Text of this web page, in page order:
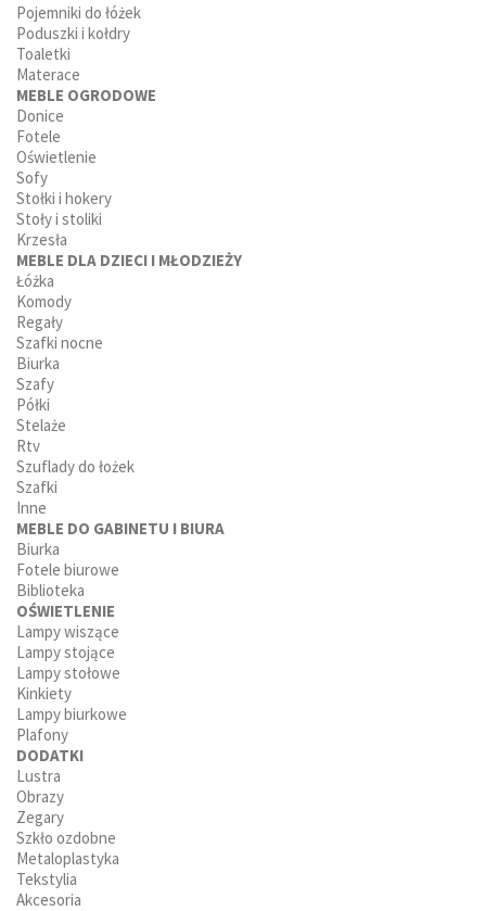
Pojemniki do łóżek
Poduszki i kołdry
Toaletki
Materace
MEBLE OGRODOWE
Donice
Fotele
Oświetlenie
Sofy
Stołki i hokery
Stoły i stoliki
Krzesła
MEBLE DLA DZIECI I MŁODZIEŻY
Łóżka
Komody
Regały
Szafki nocne
Biurka
Szafy
Półki
Stelaże
Rtv
Szuflady do łożek
Szafki
Inne
MEBLE DO GABINETU I BIURA
Biurka
Fotele biurowe
Biblioteka
OŚWIETLENIE
Lampy wiszące
Lampy stojące
Lampy stołowe
Kinkiety
Lampy biurkowe
Plafony
DODATKI
Lustra
Obrazy
Zegary
Szkło ozdobne
Metaloplastyka
Tekstylia
Akcesoria